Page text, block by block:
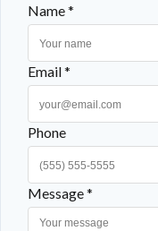
Name *
Email *
Phone
Message *